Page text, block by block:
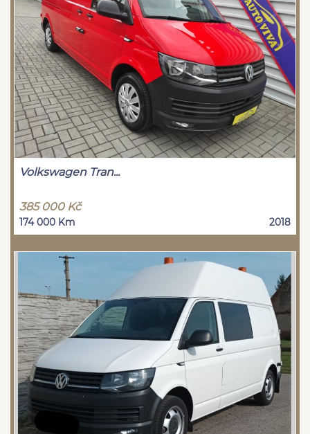
Volkswagen Tran...
385 000 Kč
174 000 Km 2018